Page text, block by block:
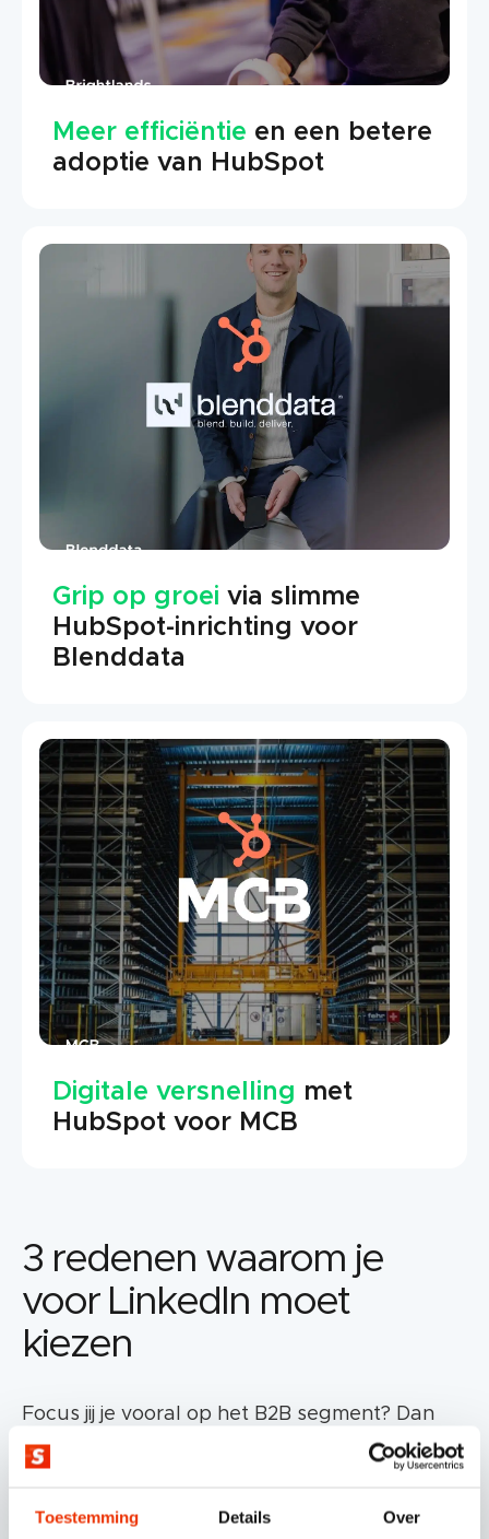
Toestemming Details Over
Meer efficiëntie en een betere
adoptie van HubSpot
Grip op groei via slimme
HubSpot-inrichting voor
Blenddata
Digitale versnelling met
HubSpot voor MCB
3 redenen waarom je
voor LinkedIn moet
kiezen
Focus jij je vooral op het B2B segment? Dan
kán je LinkedIn niet negeren.